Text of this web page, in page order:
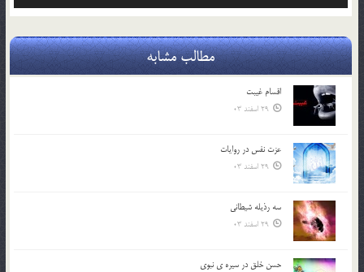
مطالب مشابه
اقسام غيبت
29 اسفند 03
عزت نفس در روايات
29 اسفند 03
سه رذیله شیطانی
29 اسفند 03
حسن خلق در سيره ي نبوي